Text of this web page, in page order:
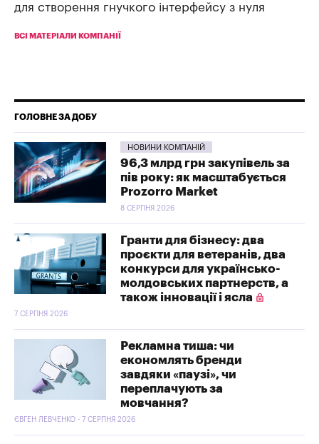
для створення гнучкого інтерфейсу з нуля
ВСІ МАТЕРІАЛИ КОМПАНІЇ
ГОЛОВНЕ ЗА ДОБУ
НОВИНИ КОМПАНІЙ
96,3 млрд грн закупівель за
пів року: як масштабується
Prozorro Market
8 СЕРПНЯ 2026
Гранти для бізнесу: два
проєкти для ветеранів, два
конкурси для українсько-
молдовських партнерств, а
також інновації і ясла
7 СЕРПНЯ 2026
Рекламна тиша: чи
економлять бренди
завдяки «паузі», чи
переплачують за
мовчання?
ЄВГЕН ЛЕВЧЕНКО - 7 СЕРПНЯ 2026